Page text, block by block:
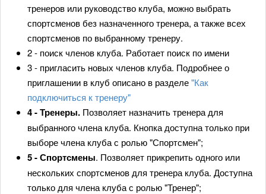
тренеров или руководство клуба, можно выбрать
спортсменов без назначенного тренера, а также всех
спортсменов по выбранному тренеру.
2 - поиск членов клуба. Работает поиск по имени
3 - пригласить новых членов клуба. Подробнее о
приглашении в клуб описано в разделе"Как
подключиться к тренеру"
4 - Тренеры. Позволяет назначить тренера для
выбранного члена клуба. Кнопка доступна только при
выборе члена клуба с ролью "Спортсмен";
5 - Спортсмены. Позволяет прикрепить одного или
нескольких спортсменов для тренера клуба. Доступна
только для члена клуба с ролью "Тренер";